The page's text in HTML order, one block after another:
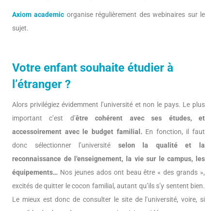
Axiom academic organise régulièrement des webinaires sur le
sujet.
Votre enfant souhaite étudier à
l’étranger ?
Alors privilégiez évidemment l’université et non le pays. Le plus
important c’est d’être cohérent avec ses études, et
accessoirement avec le budget familial. En fonction, il faut
donc sélectionner l’université selon la qualité et la
reconnaissance de l’enseignement, la vie sur le campus, les
équipements… Nos jeunes ados ont beau être « des grands »,
excités de quitter le cocon familial, autant qu’ils s’y sentent bien.
Le mieux est donc de consulter le site de l’université, voire, si